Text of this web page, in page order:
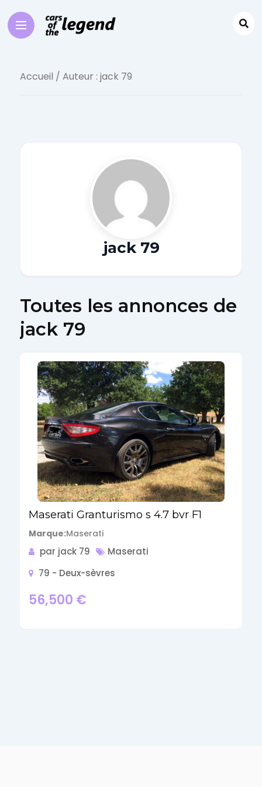
Accueil / Auteur : jack 79
jack 79
Toutes les annonces de
jack 79
Maserati Granturismo s 4.7 bvr F1
Marque Maserati
par jack 79
Maserati
79 - Deux-sèvres
56,500 €